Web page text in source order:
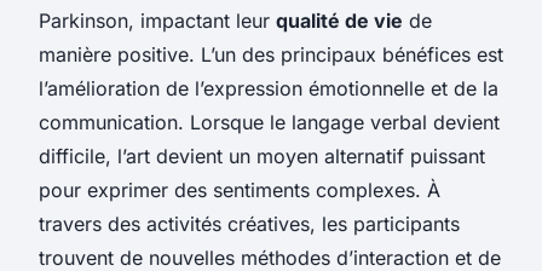
Parkinson, impactant leur qualité de vie de
manière positive. L’un des principaux bénéfices est
l’amélioration de l’expression émotionnelle et de la
communication. Lorsque le langage verbal devient
difficile, l’art devient un moyen alternatif puissant
pour exprimer des sentiments complexes. À
travers des activités créatives, les participants
trouvent de nouvelles méthodes d’interaction et de